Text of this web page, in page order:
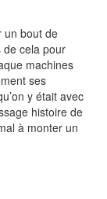
un bout de
de cela pour
machines
ses
y était avec
histoire de
à monter un